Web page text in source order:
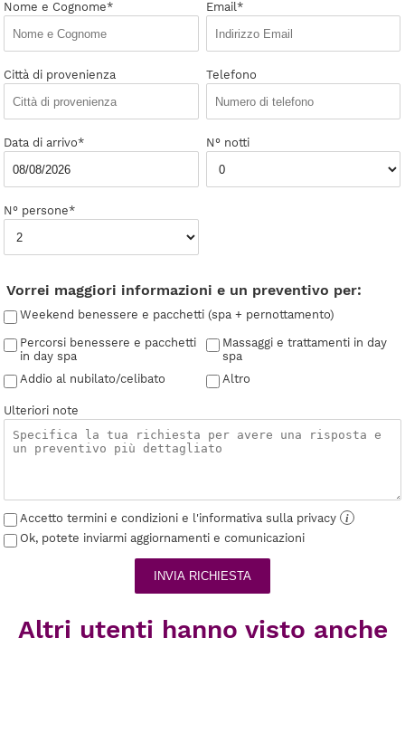
Nome e Cognome* Email*
Città di provenienza Telefono
Data di arrivo* N° notti
N° persone*
Vorrei maggiori informazioni e un preventivo per:
Weekend benessere e pacchetti (spa + pernottamento)
Percorsi benessere e pacchetti
in day spa
Massaggi e trattamenti in day
spa
Addio al nubilato/celibato
Altro
Ulteriori note
Accetto termini e condizioni e l'informativa sulla privacy
i
Ok, potete inviarmi aggiornamenti e comunicazioni
INVIA RICHIESTA
Altri utenti hanno visto anche